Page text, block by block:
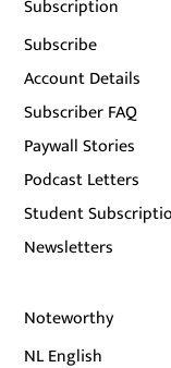
Subscription
Subscribe
Account Details
Subscriber FAQ
Paywall Stories
Podcast Letters
Student
Newsletters
Noteworthy
NL English